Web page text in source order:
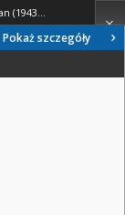
Pokaż szczegóły
Pawlak, Marian (1943- )